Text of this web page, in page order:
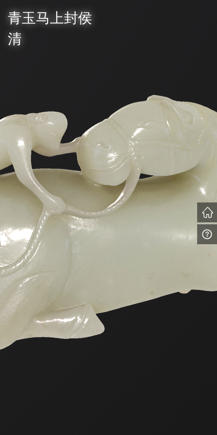
青玉马上封侯
清